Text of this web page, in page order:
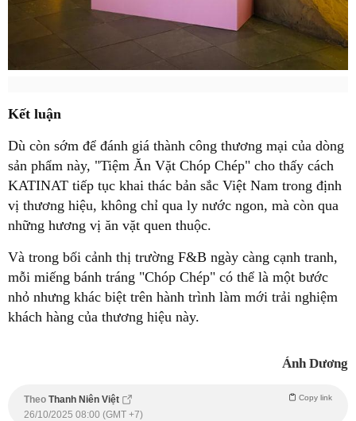
Kết luận
Dù còn sớm để đánh giá thành công thương mại của dòng
sản phẩm này, "Tiệm Ăn Vặt Chóp Chép" cho thấy cách
KATINAT tiếp tục khai thác bản sắc Việt Nam trong định
vị thương hiệu, không chỉ qua ly nước ngon, mà còn qua
những hương vị ăn vặt quen thuộc.
Và trong bối cảnh thị trường F&B ngày càng cạnh tranh,
mỗi miếng bánh tráng "Chóp Chép" có thể là một bước
nhỏ nhưng khác biệt trên hành trình làm mới trải nghiệm
khách hàng của thương hiệu này.
Ánh Dương
Theo Thanh Niên Việt Copy link
26/10/2025 08:00 (GMT +7)